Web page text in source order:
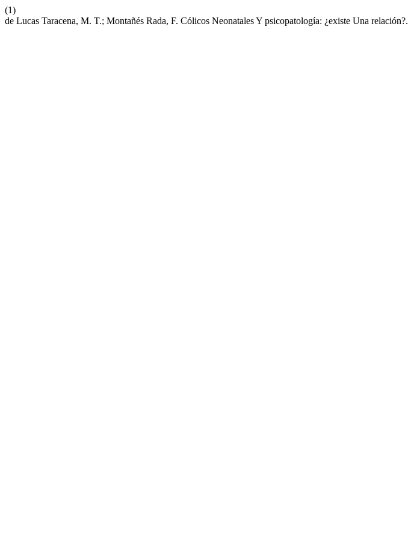
(1)
de Lucas Taracena, M. T.; Montañés Rada, F. Cólicos Neonatales Y psicopatología: ¿existe Una relación?.